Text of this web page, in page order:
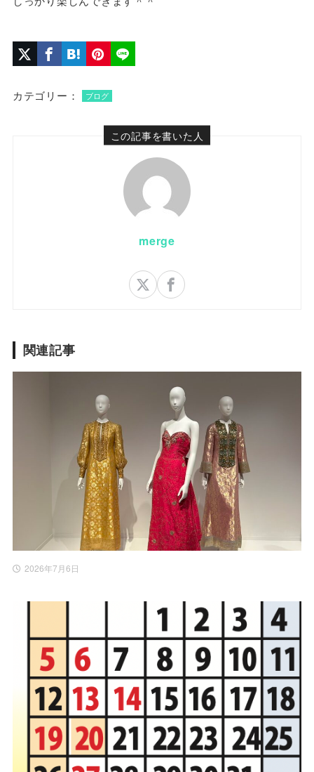
カテゴリー： ブログ
この記事を書いた人
merge
関連記事
2026年7月6日